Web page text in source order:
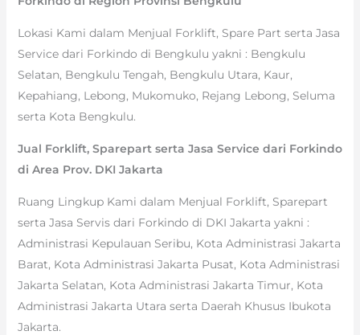
Lokasi Kami dalam Menjual Forklift, Spare Part serta Jasa
Service dari Forkindo di Bengkulu yakni : Bengkulu
Selatan, Bengkulu Tengah, Bengkulu Utara, Kaur,
Kepahiang, Lebong, Mukomuko, Rejang Lebong, Seluma
serta Kota Bengkulu.
Jual Forklift, Sparepart serta Jasa Service dari Forkindo
di Area Prov. DKI Jakarta
Ruang Lingkup Kami dalam Menjual Forklift, Sparepart
serta Jasa Servis dari Forkindo di DKI Jakarta yakni :
Administrasi Kepulauan Seribu, Kota Administrasi Jakarta
Barat, Kota Administrasi Jakarta Pusat, Kota Administrasi
Jakarta Selatan, Kota Administrasi Jakarta Timur, Kota
Administrasi Jakarta Utara serta Daerah Khusus Ibukota
Jakarta.